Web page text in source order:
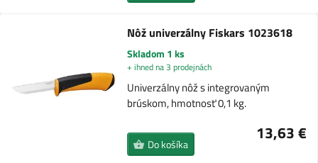
Nôž univerzálny Fiskars 1023618
Skladom 1 ks
+ ihned na 3 prodejnách
Univerzálny nôž s integrovaným
brúskom, hmotnosť 0,1 kg.
13,63 €
Do košíka